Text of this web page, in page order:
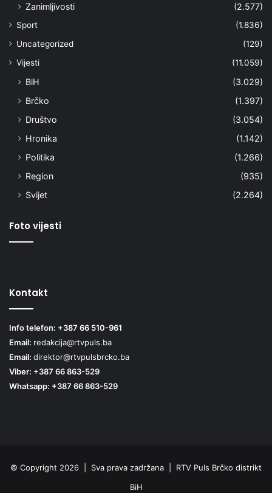
Zanimljivosti
(2.577)
Sport
(1.836)
Uncategorized
(129)
Vijesti
(11.059)
BiH
(3.029)
Brčko
(1.397)
Društvo
(3.054)
Hronika
(1.142)
Politika
(1.266)
Region
(935)
Svijet
(2.264)
Foto vijesti
Kontakt
Info telefon: +387 66 510-961
Email: redakcija@rtvpuls.ba
Email: direktor@rtvpulsbrcko.ba
Viber: +387 66 863-529
Whatsapp: +387 66 863-529
© Copyright 2026 | Sva prava zadržana | RTV Puls Brčko distrikt
BiH